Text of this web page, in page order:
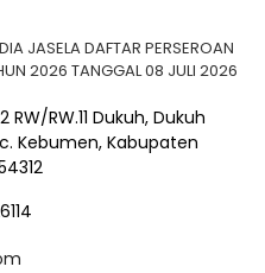
JASELA DAFTAR PERSEROAN
2026 TANGGAL 08 JULI 2026
RW.11 Dukuh, Dukuh
Kebumen, Kabupaten